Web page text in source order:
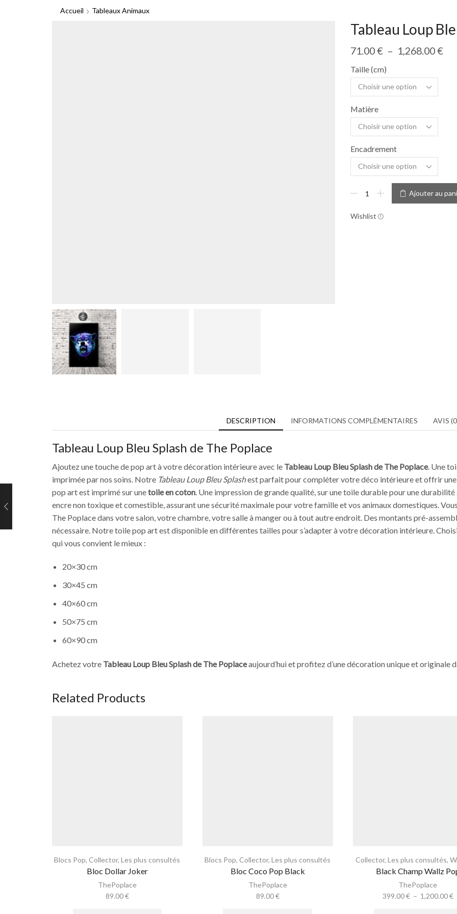
Accueil Tableaux Animaux
Tableau Loup
71.00€ – 1,268.00€
Taille (cm)
Matière
Encadrement
Ajouter au
Wishlist
DESCRIPTION INFORMATIONS COMPLÉMENTAIRES AVIS
Tableau Loup Bleu Splash de The Poplace
Ajoutez une touche de pop art à votre décoration intérieure avec le Tableau Loup Bleu Splash de The Poplace. Une
imprimée par nos soins. Notre Tableau Loup Bleu Splashest parfait pour compléter votre déco intérieure et offrir
pop art est imprimé sur unetoile en coton . Une impression de grande qualité, sur une toile durable pour une
encre non toxique et comestible, assurant une sécurité maximale pour votre famille et vos animaux domestiques.
The Poplace dans votre salon, votre chambre, votre salle à manger ou à tout autre endroit. Des montants pré-
nécessaire. Notre toile pop art est disponible en différentes tailles pour s’adapter à votre décoration intérieure.
qui vous convient le mieux :
20×30 cm
30×45 cm
40×60 cm
50×75 cm
60×90 cm
Achetez votre Tableau Loup Bleu Splash de The Poplaceaujourd’hui et profitez d’une décoration unique et originale
Related Products
Blocs Pop,Collector,Les plus consultés
Bloc Dollar Joker
ThePoplace
89.00€
Blocs Pop,Collector,Les plus consultés
Bloc Coco Pop Black
ThePoplace
89.00€
Collector, Les plus consultés,
Black Champ Wallz
ThePoplace
399.00€ – 1,200.00€